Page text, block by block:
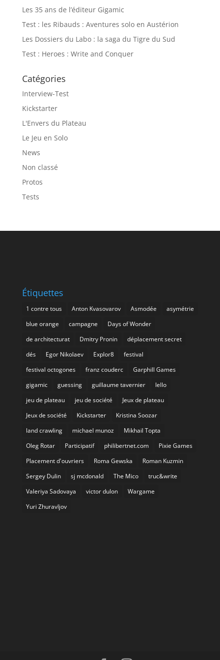
Les 35 ans de l’éditeur Gigamic
Test : les Ribauds : Aventures solo en Austérion
Les Dossiers du Labo : la saga du Tigre du Sud
Test : Heroes : Write and Conquer
Catégories
Interview-Test
Kickstarter
L'Envers du Plateau
Le Jeu en Solo
News
Non classé
Protos
Tests
Étiquettes
1 contre tous Anton Kvasovarov Asmodée
asymétrie
blue orange
campagne
Days of Wonder
de architecturat
Dmitry Pronin
déplacement secret
dés
Egor Nikolaev Explor8
festival
festival octogones
franz couderc
Garphill Games
gigamic
guessing guillaume tavernier
Iello
jeu de plateau
jeu de société
Jeux de plateau
Jeux de société
Kickstarter
Kristina Soozar
land crawling
michael munoz
Mikhail Topta
Oleg Rotar
Participatif philibertnet.com
Pixie Games
Placement d'ouvriers
Roma Gewska
Roman Kuzmin
Sergey Dulin
sj mcdonald The Mico
truc&write
Valeriya Sadovaya
victor dulon
Wargame
Yuri Zhuravljov